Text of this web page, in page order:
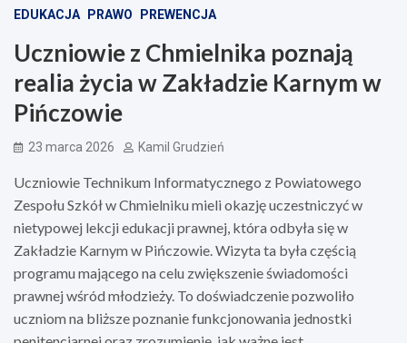
EDUKACJA PRAWO PREWENCJA
Uczniowie z Chmielnika poznają
realia życia w Zakładzie Karnym w
Pińczowie
23 marca 2026 Kamil Grudzień
Uczniowie Technikum Informatycznego z Powiatowego
Zespołu Szkół w Chmielniku mieli okazję uczestniczyć w
nietypowej lekcji edukacji prawnej, która odbyła się w
Zakładzie Karnym w Pińczowie. Wizyta ta była częścią
programu mającego na celu zwiększenie świadomości
prawnej wśród młodzieży. To doświadczenie pozwoliło
uczniom na bliższe poznanie funkcjonowania jednostki